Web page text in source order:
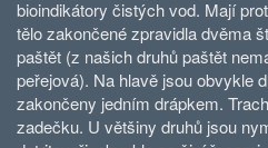
bioindikátory čistých vod. Mají
tělo zakončené zpravidla dvěma
paštět (z našich druhů paštět
peřejová). Na hlavě jsou obvykle
zakončeny jedním drápkem.
zadečku. U většiny druhů jsou